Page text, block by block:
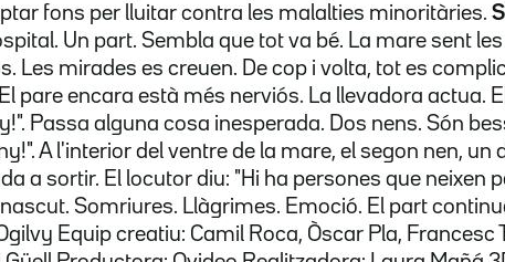
fons per lluitar contra les malalties minoritàries.
Un part. Sembla que tot va bé. La mare sent
Les mirades es creuen. De cop i volta, tot es
pare encara està més nerviós. La llevadora actua.
Passa alguna cosa inesperada. Dos nens. Són
A l'interior del ventre de la mare, el segon nen, un
a sortir. El locutor diu: "Hi ha persones que neixen
Somriures. Llàgrimes. Emoció. El part
Equip creatiu: Camil Roca, Òscar Pla, Francesc